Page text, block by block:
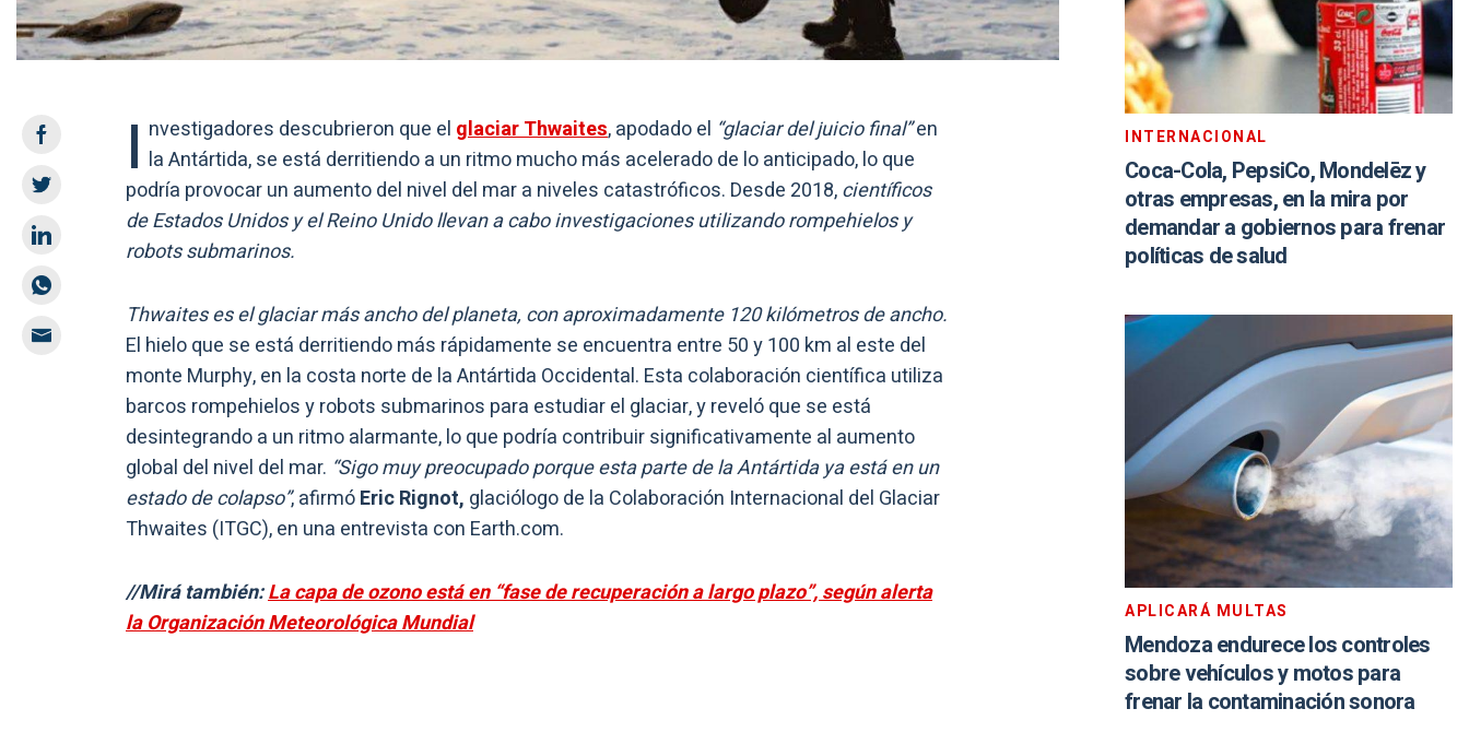
I nvestigadores descubrieron que el glaciar Thwaites, apodado el “glaciar del juicio final”en
la Antártida, se está derritiendo a un ritmo mucho más acelerado de lo anticipado, lo que
podría provocar un aumento del nivel del mar a niveles catastróficos. Desde 2018,científicos
de Estados Unidos y el Reino Unido llevan a cabo investigaciones utilizando rompehielos y
robots submarinos.
Thwaites es el glaciar más ancho del planeta, con aproximadamente 120 kilómetros de ancho.
El hielo que se está derritiendo más rápidamente se encuentra entre 50 y 100 km al este del
monte Murphy, en la costa norte de la Antártida Occidental. Esta colaboración científica utiliza
barcos rompehielos y robots submarinos para estudiar el glaciar, y reveló que se está
desintegrando a un ritmo alarmante, lo que podría contribuir significativamente al aumento
global del nivel del mar. “Sigo muy preocupado porque esta parte de la Antártida ya está en un
estado de colapso”, afirmóEric Rignot, glaciólogo de la Colaboración Internacional del Glaciar
Thwaites (ITGC), en una entrevista con Earth.com.
//Mirá también:La capa de ozono está en “fase de recuperación a largo plazo”, según alerta
la Organización Meteorológica Mundial
INTERNACIONAL
Coca-Cola, PepsiCo, Mondelēz y
otras empresas, en la mira por
demandar a gobiernos para frenar
políticas de salud
APLICARÁ MULTAS
Mendoza endurece los controles
sobre vehículos y motos para
frenar la contaminación sonora